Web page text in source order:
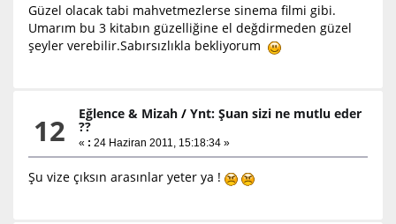
Güzel olacak tabi mahvetmezlerse sinema filmi gibi.
Umarım bu 3 kitabın güzelliğine el değdirmeden güzel
şeyler verebilir.Sabırsızlıkla bekliyorum
12 Eğlence & Mizah /Ynt: Şuan sizi ne mutlu eder
??
« : 24 Haziran 2011, 15:18:34 »
Şu vize çıksın arasınlar yeter ya !